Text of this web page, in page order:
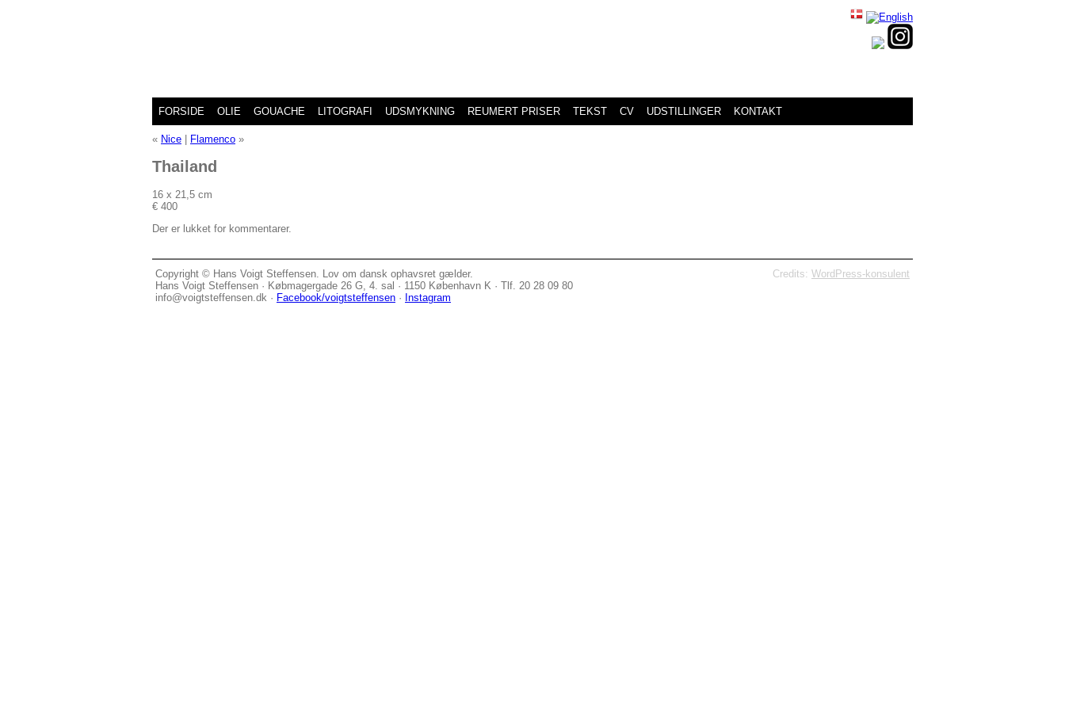
FORSIDE OLIE GOUACHE LITOGRAFI UDSMYKNING REUMERT PRISER TEKST CV UDSTILLINGER KONTAKT
« Nice Flamenco »
Thailand
16 x 21,5 cm
€ 400
Der er lukket for kommentarer.
Copyright © Hans Voigt Steffensen. Lov om dansk ophavsret gælder.
Hans Voigt Steffensen · Købmagergade 26 G, 4. sal · 1150 København K · Tlf. 20 28 09 80
info@voigtsteffensen.dk · Facebook/voigtsteffensen · Instagram
Credits: WordPress-konsulent